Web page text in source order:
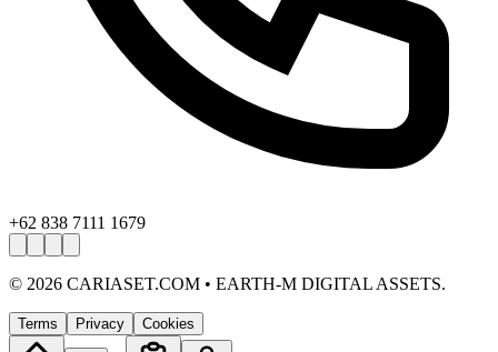
+62 838 7111 1679
© 2026 CARIASET.COM • EARTH-M DIGITAL ASSETS.
Terms Privacy Cookies